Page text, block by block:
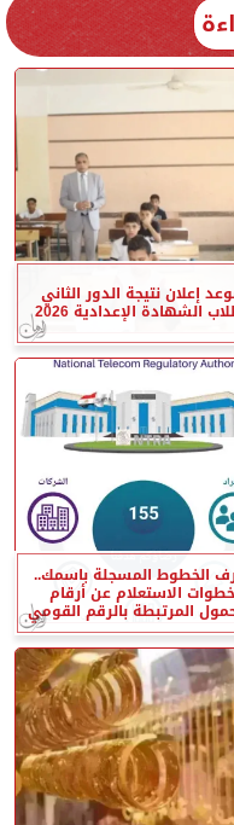
إعلان نتيجة الدور الثاني
الشهادة الإعدادية 2026
الخطوط المسجلة باسمك..
خطوات الاستعلام عن أرقام
المرتبطة بالرقم القومي